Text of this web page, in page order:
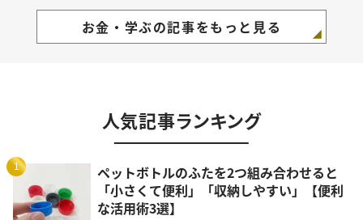
お金・学ぶの記事をもっと見る
人気記事ランキング
1
ペットボトルのふたを2つ組み合わせると
「小さくて便利」「収納しやすい」【便利
な活用術3選】